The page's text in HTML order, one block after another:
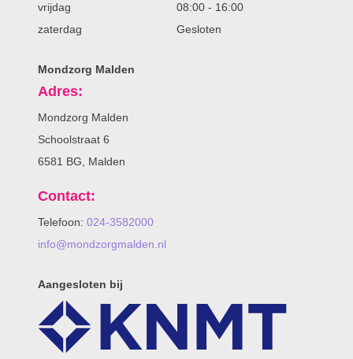
vrijdag
08:00 - 16:00
zaterdag
Gesloten
Mondzorg Malden
Adres:
Mondzorg Malden
Schoolstraat 6
6581 BG, Malden
Contact:
Telefoon: 024-3582000
info@mondzorgmalden.nl
Aangesloten bij